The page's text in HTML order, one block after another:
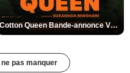
Cotton Queen Bande-annonce VO STFR
pas manquer